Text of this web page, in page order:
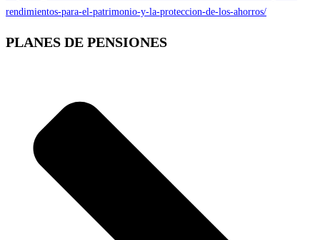
rendimientos-para-el-patrimonio-y-la-proteccion-de-los-ahorros/
PLANES DE PENSIONES